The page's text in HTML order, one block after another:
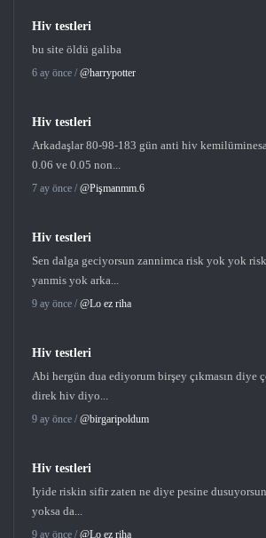
Hiv testleri
bu site öldü galiba
6 ay önce / @harrypotter
Hiv testleri
Arkadaşlar 80-98-183 gün anti hiv
0.06 ve 0.05 non...
7 ay önce / @Pişmanmm.6
Hiv testleri
Sen dalga geciyorsun zannimca risk yok yok
yanmis yok arka...
9 ay önce / @Lo ez riha
Hiv testleri
Abi hergün dua ediyorum birşey çıkmasın diye
direk hiv diyo...
9 ay önce / @birgaripoldum
Hiv testleri
Iyide riskin sifir zaten ne diye pesine
yoksa da...
9 ay önce / @Lo ez riha